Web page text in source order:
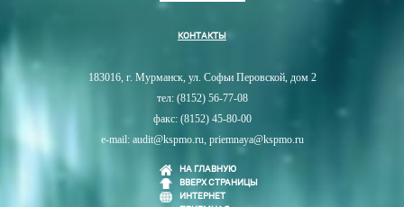
КОНТАКТЫ
183016, г. Мурманск, ул. Софьи Перовской, дом 2
тел: (8152) 56-77-08
факс: (8152) 45-80-00
e-mail: audit@kspmo.ru, priemnaya@kspmo.ru
НА ГЛАВНУЮ
ВВЕРХ СТРАНИЦЫ
ИНТЕРНЕТ